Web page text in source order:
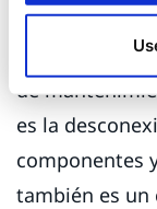
obsoletos.
porque
de
es la
componentes
también es un